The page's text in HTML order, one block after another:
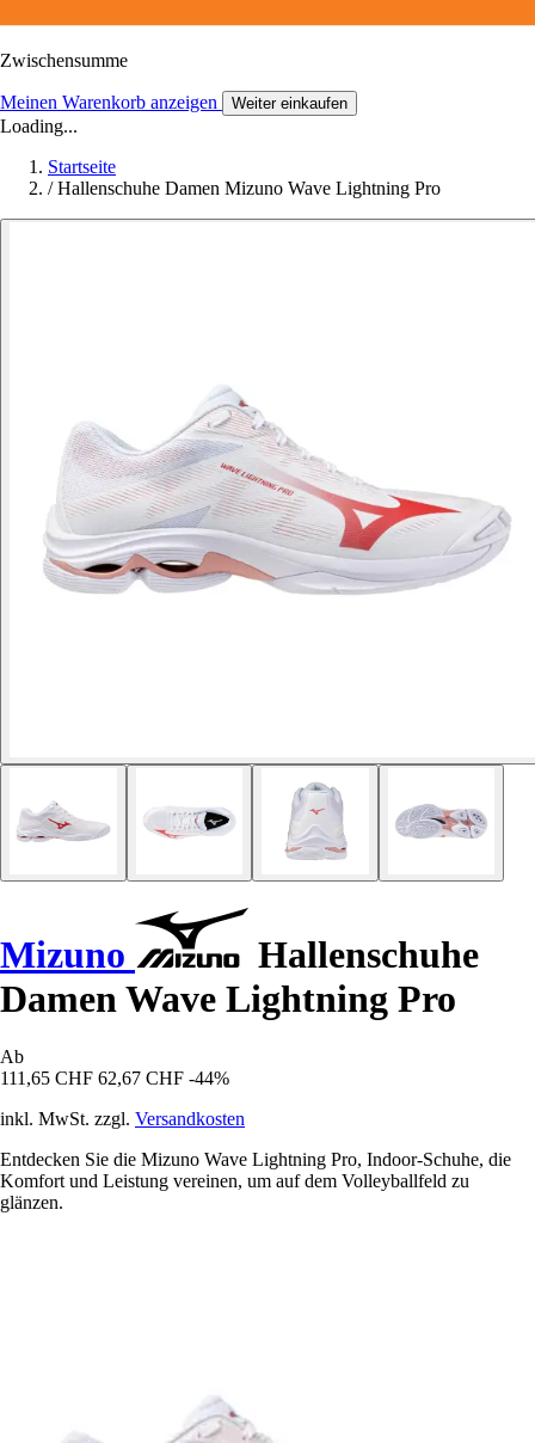
Zwischensumme
Meinen Warenkorb anzeigen Weiter einkaufen
Loading...
Startseite
/ Hallenschuhe Damen Mizuno Wave Lightning Pro
Mizuno
Hallenschuhe
Damen Wave Lightning Pro
Ab
111,65 CHF 62,67 CHF -44%
inkl. MwSt. zzgl. Versandkosten
Entdecken Sie die Mizuno Wave Lightning Pro, Indoor-Schuhe, die
Komfort und Leistung vereinen, um auf dem Volleyballfeld zu
glänzen.